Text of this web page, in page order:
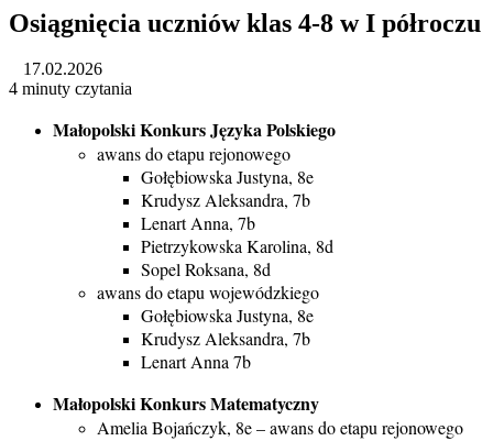
Osiągnięcia uczniów klas 4-8 w I półroczu
17.02.2026
4 minuty czytania
Małopolski Konkurs Języka Polskiego
awans do etapu rejonowego
Gołębiowska Justyna, 8e
Krudysz Aleksandra, 7b
Lenart Anna, 7b
Pietrzykowska Karolina, 8d
Sopel Roksana, 8d
awans do etapu wojewódzkiego
Gołębiowska Justyna, 8e
Krudysz Aleksandra, 7b
Lenart Anna 7b
Małopolski Konkurs Matematyczny
Amelia Bojańczyk, 8e – awans do etapu rejonowego